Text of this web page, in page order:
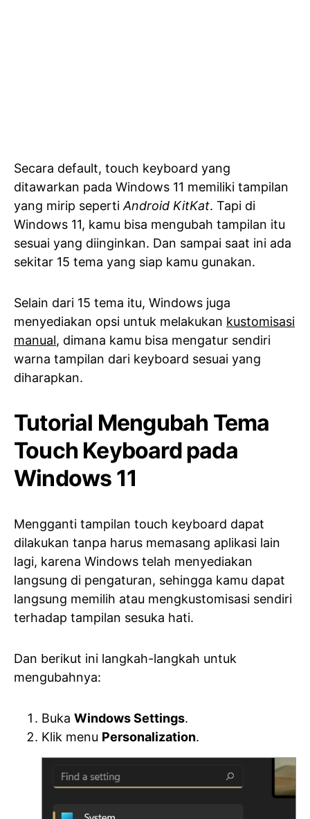
Secara default, touch keyboard yang
ditawarkan pada Windows 11 memiliki tampilan
yang mirip seperti Android KitKat. Tapi di
Windows 11, kamu bisa mengubah tampilan itu
sesuai yang diinginkan. Dan sampai saat ini ada
sekitar 15 tema yang siap kamu gunakan.
Selain dari 15 tema itu, Windows juga
menyediakan opsi untuk melakukan kustomisasi
manual, dimana kamu bisa mengatur sendiri
warna tampilan dari keyboard sesuai yang
diharapkan.
Tutorial Mengubah Tema
Touch Keyboard pada
Windows 11
Mengganti tampilan touch keyboard dapat
dilakukan tanpa harus memasang aplikasi lain
lagi, karena Windows telah menyediakan
langsung di pengaturan, sehingga kamu dapat
langsung memilih atau mengkustomisasi sendiri
terhadap tampilan sesuka hati.
Dan berikut ini langkah-langkah untuk
mengubahnya:
Buka Windows Settings.
Klik menu Personalization.